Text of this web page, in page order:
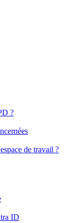
?
de travail ?
ID